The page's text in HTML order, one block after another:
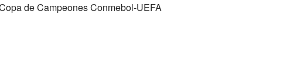
de Campeones Conmebol-UEFA